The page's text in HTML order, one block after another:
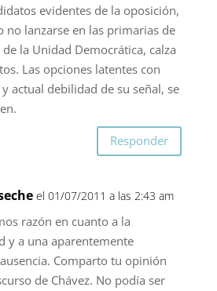
evidentes de la oposición,
no lanzarse en las primarias de
de la Unidad Democrática, calza
Las opciones latentes con
y actual debilidad de su señal, se
Responder
el 01/07/2011 a las 2:43 am
razón en cuanto a la
y a una aparentemente
Comparto tu opinión
de Chávez. No podía ser